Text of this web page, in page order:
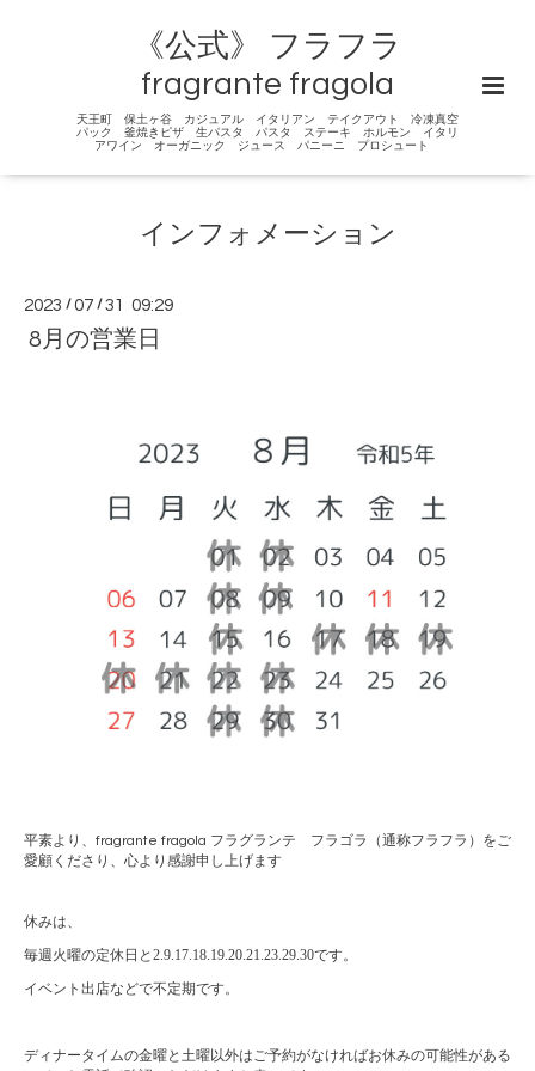
《公式》 フラフラ
fragrante fragola
天王町 保土ヶ谷 カジュアル イタリアン テイクアウト 冷凍真空
パック 釜焼きピザ 生パスタ パスタ ステーキ ホルモン イタリ
アワイン オーガニック ジュース パニーニ プロシュート
インフォメーション
2023 /07 /31 09:29
8月の営業日
平素より、 fragrante fragola フラグランテ フラゴラ（通称フラフラ）をご
愛顧くださり、心より感謝申し上げます
休みは、
毎週火曜の定休日と2.9.17.18.19.20.21.23.29.30です。
イベント出店などで不定期です。
ディナータイムの金曜と土曜以外はご予約がなければお休みの可能性がある